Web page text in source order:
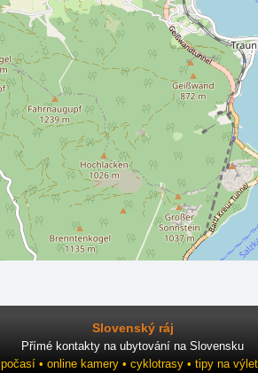
Slovenský ráj
Přímé kontakty na ubytování na Slovensku
počasí • online kamery • cyklotrasy • tipy na